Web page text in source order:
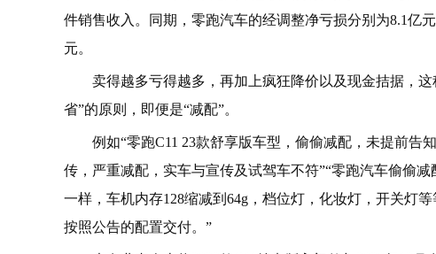
件销售收入。同期，零跑汽车的经调整净亏损分别为8.1亿
元。
卖得越多亏得越多，再加上疯狂降价以及现金拮据，
省”的原则，即便是“减配”。
例如“零跑C11 23款舒享版车型，偷偷减配，未提前告
传，严重减配，实车与宣传及试驾车不符”“零跑汽车偷偷
一样，车机内存128缩减到64g，档位灯，化妆灯，开关灯
按照公告的配置交付。”